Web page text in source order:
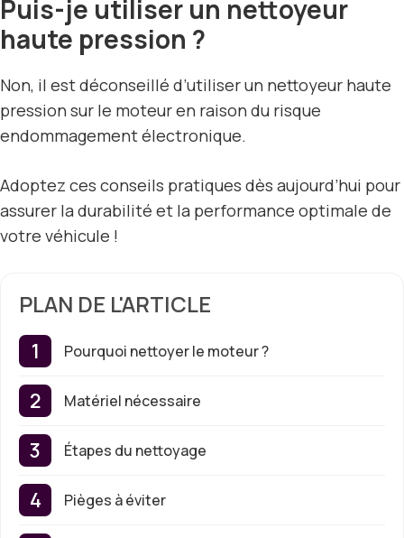
Puis-je utiliser un nettoyeur
haute pression ?
Non, il est déconseillé d’utiliser un nettoyeur haute
pression sur le moteur en raison du risque
endommagement électronique.
Adoptez ces conseils pratiques dès aujourd’hui pour
assurer la durabilité et la performance optimale de
votre véhicule !
PLAN DE L'ARTICLE
Pourquoi nettoyer le moteur ?
Matériel nécessaire
Étapes du nettoyage
Pièges à éviter